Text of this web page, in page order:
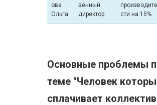
ова
Ольга
венный
директор
сти на 15%
Основные проблемы
теме "Человек
сплачивает